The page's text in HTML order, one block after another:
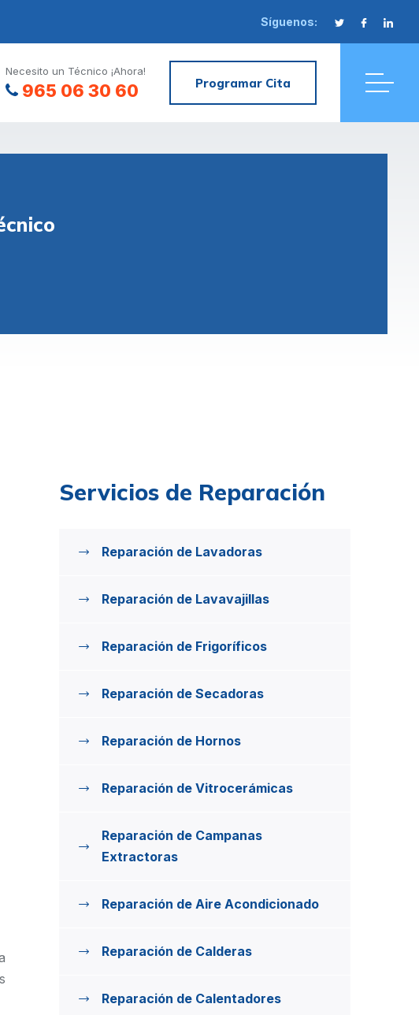
Síguenos:
Necesito un Técnico ¡Ahora!
965 06 30 60 Programar Cita
Servicios de Reparación
Reparación de Lavadoras
Reparación de Lavavajillas
Reparación de Frigoríficos
Reparación de Secadoras
Reparación de Hornos
Reparación de Vitrocerámicas
Reparación de Campanas
Extractoras
Reparación de Aire Acondicionado
Reparación de Calderas
Reparación de Calentadores